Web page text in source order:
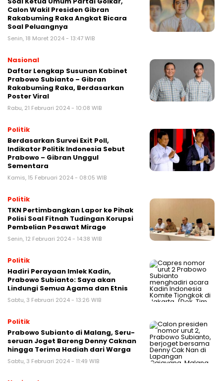
Calon Wakil Presiden Gibran
Rakabuming Raka Angkat Bicara
Soal Peluangnya
Senin, 18 Maret 2024 - 13:47 WIB
Nasional
Daftar Lengkap Susunan Kabinet
Prabowo Subianto – Gibran
Rakabuming Raka, Berdasarkan
Poster Viral
Rabu, 21 Februari 2024 - 10:08 WIB
Politik
Berdasarkan Survei Exit Poll,
Indikator Politik Indonesia Sebut
Prabowo – Gibran Unggul
Sementara
Kamis, 15 Februari 2024 - 08:05 WIB
Politik
TKN Pertimbangkan Lapor ke Pihak
Polisi Soal Fitnah Tudingan Korupsi
Pembelian Pesawat Mirage
Senin, 12 Februari 2024 - 14:38 WIB
Politik
Hadiri Perayaan Imlek Kadin,
Prabowo Subianto: Saya akan
Lindungi Semua Agama dan Etnis
Sabtu, 3 Februari 2024 - 13:26 WIB
Politik
Prabowo Subianto di Malang, Seru-
seruan Joget Bareng Denny Caknan
hingga Terima Hadiah dari Warga
Sabtu, 3 Februari 2024 - 11:49 WIB